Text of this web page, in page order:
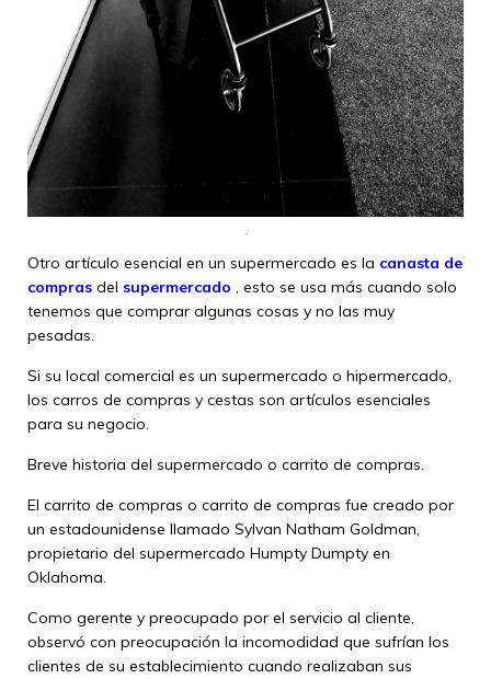
Otro artículo esencial en un supermercado es la canasta de
compras del supermercado , esto se usa más cuando solo
tenemos que comprar algunas cosas y no las muy
pesadas.
Si su local comercial es un supermercado o hipermercado,
los carros de compras y cestas son artículos esenciales
para su negocio.
Breve historia del supermercado o carrito de compras.
El carrito de compras o carrito de compras fue creado por
un estadounidense llamado Sylvan Natham Goldman,
propietario del supermercado Humpty Dumpty en
Oklahoma.
Como gerente y preocupado por el servicio al cliente,
observó con preocupación la incomodidad que sufrían los
clientes de su establecimiento cuando realizaban sus